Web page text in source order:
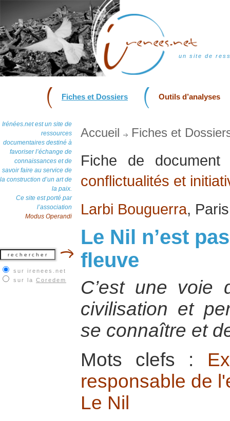
un site de
Fiches et Dossiers Outils d’analyses
Irénées.net est un site de
ressources
documentaires destiné à
favoriser l’échange de
connaissances et de
savoir faire au service de
la construction d’un art de
la paix.
Ce site est porté par
l’association
Modus Operandi
sur irenees.net
sur la Coredem
Accueil Fiches et
Fiche de
conflictualités et
Larbi Bouguerra,
Le Nil n’est
fleuve
C’est une voie
civilisation et
se connaître et
Mots clefs :
responsable de
Le Nil